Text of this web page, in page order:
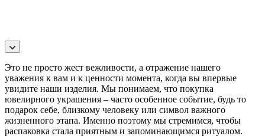
Это не просто жест вежливости, а отражение нашего
уважения к вам и к ценности момента, когда вы впервые
увидите наши изделия. Мы понимаем, что покупка
ювелирного украшения – часто особенное событие, будь то
подарок себе, близкому человеку или символ важного
жизненного этапа. Именно поэтому мы стремимся, чтобы
распаковка стала приятным и запоминающимся ритуалом.